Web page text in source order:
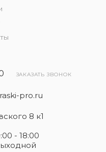
ЗАКАЗАТЬ ЗВОНОК
pro.ru
8 к1
- 18:00